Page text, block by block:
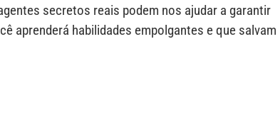
secretos reais podem nos ajudar a garantir
aprenderá habilidades empolgantes e que salvam